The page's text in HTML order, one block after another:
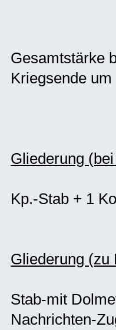
Gesamtstärke
Kriegsende
Gliederung
Kp.-Stab + 1
Gliederung (zu
Stab-mit
Nachrichten-